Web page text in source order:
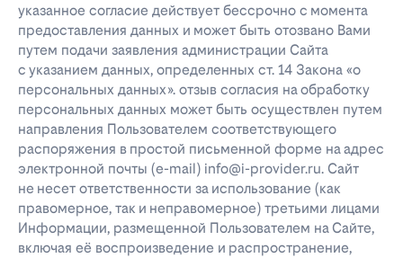
указанное согласие действует бессрочно с момента
предоставления данных и может быть отозвано Вами
путем подачи заявления администрации Сайта
с указанием данных, определенных ст. 14 Закона «о
персональных данных». отзыв согласия на обработку
персональных данных может быть осуществлен путем
направления Пользователем соответствующего
распоряжения в простой письменной форме на адрес
электронной почты (e-mail) info@i-provider.ru. Сайт
не несет ответственности за использование (как
правомерное, так и неправомерное) третьими лицами
Информации, размещенной Пользователем на Сайте,
включая её воспроизведение и распространение,